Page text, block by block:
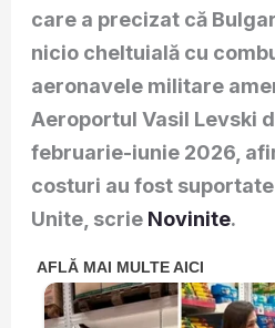
care a precizat că
nicio cheltuială cu
aeronavele militare
Aeroportul Vasil Levski
februarie-iunie 2026,
costuri au fost
Unite, scrie Novinite.